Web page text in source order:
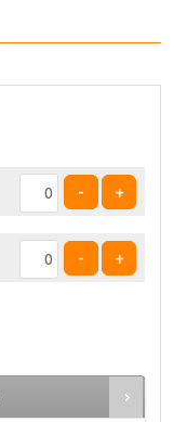
- +
- +